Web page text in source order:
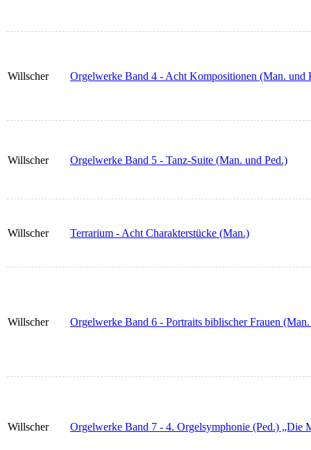
Willscher Orgelwerke Band 4 - Acht Kompositionen (Man. und
Willscher Orgelwerke Band 5 - Tanz-Suite (Man. und Ped.)
Willscher Terrarium - Acht Charakterstücke (Man.)
Willscher Orgelwerke Band 6 - Portraits biblischer Frauen
Willscher Orgelwerke Band 7 - 4. Orgelsymphonie (Ped.) „Die